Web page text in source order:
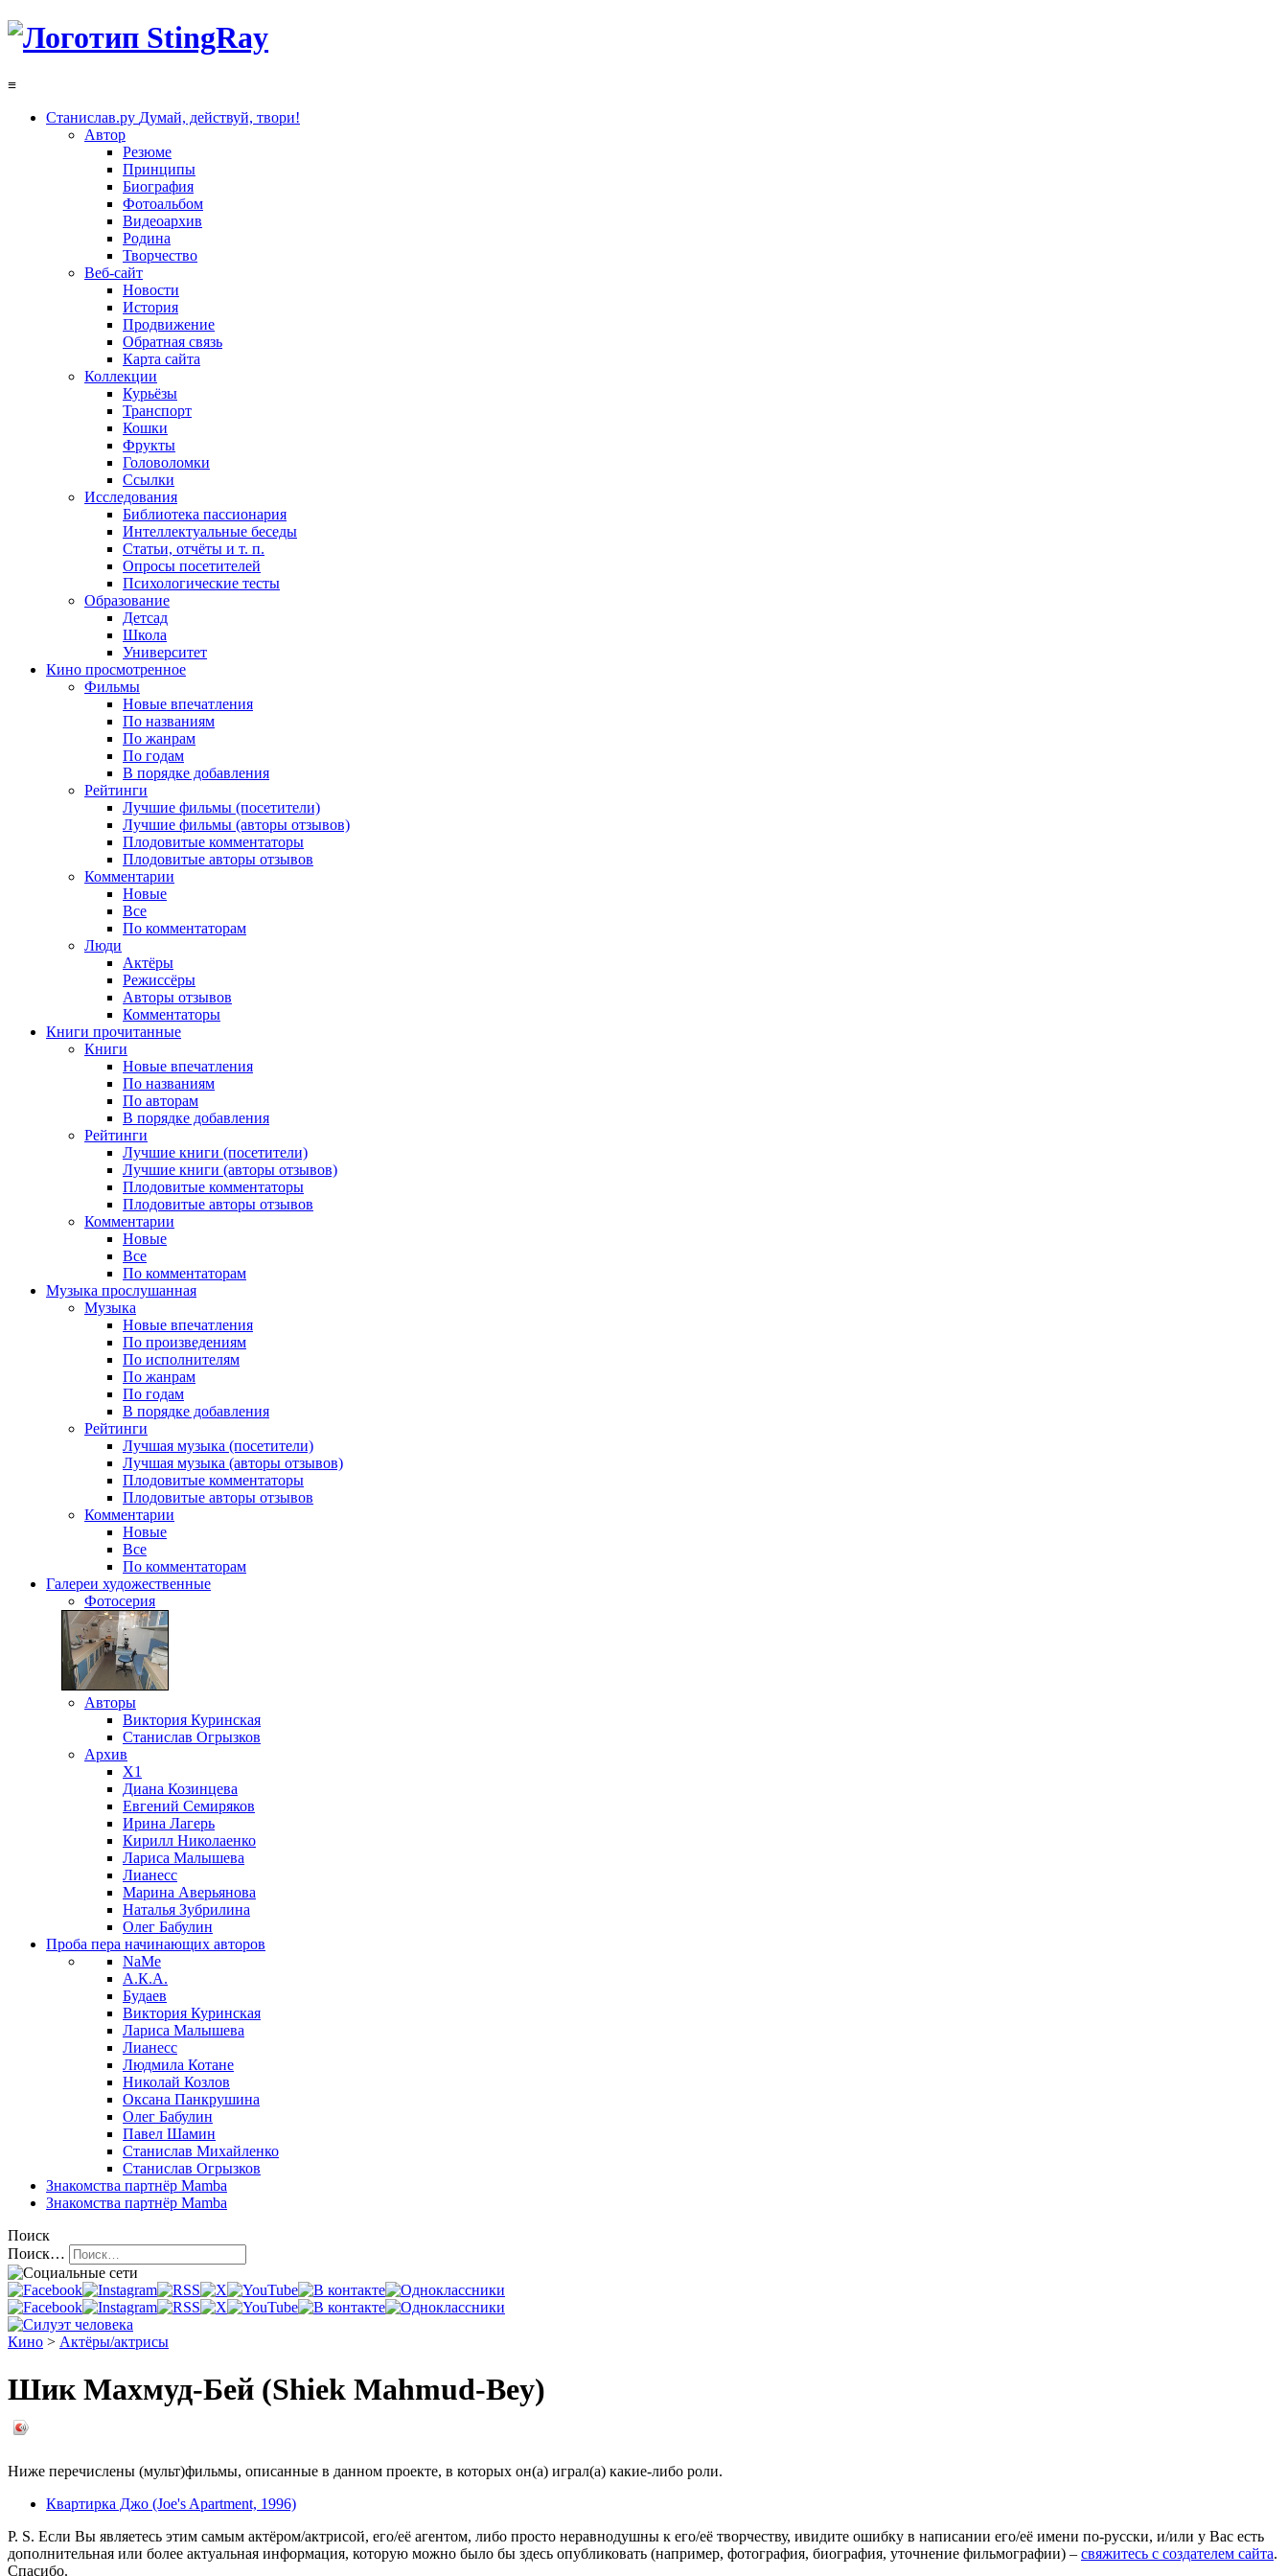
≡
Станислав.ру Думай, действуй, твори!
Автор
Резюме
Принципы
Биография
Фотоальбом
Видеоархив
Родина
Творчество
Веб-сайт
Новости
История
Продвижение
Обратная связь
Карта сайта
Коллекции
Курьёзы
Транспорт
Кошки
Фрукты
Головоломки
Ссылки
Исследования
Библиотека пассионария
Интеллектуальные беседы
Статьи, отчёты и т. п.
Опросы посетителей
Психологические тесты
Образование
Детсад
Школа
Университет
Кино просмотренное
Фильмы
Новые впечатления
По названиям
По жанрам
По годам
В порядке добавления
Рейтинги
Лучшие фильмы (посетители)
Лучшие фильмы (авторы отзывов)
Плодовитые комментаторы
Плодовитые авторы отзывов
Комментарии
Новые
Все
По комментаторам
Люди
Актёры
Режиссёры
Авторы отзывов
Комментаторы
Книги прочитанные
Книги
Новые впечатления
По названиям
По авторам
В порядке добавления
Рейтинги
Лучшие книги (посетители)
Лучшие книги (авторы отзывов)
Плодовитые комментаторы
Плодовитые авторы отзывов
Комментарии
Новые
Все
По комментаторам
Музыка прослушанная
Музыка
Новые впечатления
По произведениям
По исполнителям
По жанрам
По годам
В порядке добавления
Рейтинги
Лучшая музыка (посетители)
Лучшая музыка (авторы отзывов)
Плодовитые комментаторы
Плодовитые авторы отзывов
Комментарии
Новые
Все
По комментаторам
Галереи художественные
Фотосерия
Авторы
Виктория Куринская
Станислав Огрызков
Архив
X1
Диана Козинцева
Евгений Семиряков
Ирина Лагерь
Кирилл Николаенко
Лариса Малышева
Лианесс
Марина Аверьянова
Наталья Зубрилина
Олег Бабулин
Проба пера начинающих авторов
NaMe
А.К.А.
Будаев
Виктория Куринская
Лариса Малышева
Лианесс
Людмила Котане
Николай Козлов
Оксана Панкрушина
Олег Бабулин
Павел Шамин
Станислав Михайленко
Станислав Огрызков
Знакомства партнёр Mamba
Знакомства партнёр Mamba
Поиск
Поиск…
Кино > Актёры/актрисы
Шик Махмуд-Бей (Shiek Mahmud-Bey)
Ниже перечислены (мульт)фильмы, описанные в данном проекте, в которых он(а) играл(а) какие-либо роли.
Квартирка Джо (Joe's Apartment, 1996)
P. S. Если Вы являетесь этим самым актёром/актрисой, его/её агентом, либо просто неравнодушны к его/её творчеству, ивидите ошибку в написании его/её имени по-русски, и/или у Вас есть
дополнительная или более актуальная информация, которую можно было бы здесь опубликовать (например, фотография, биография, уточнение фильмографии) – свяжитесь с создателем сайта.
Спасибо.